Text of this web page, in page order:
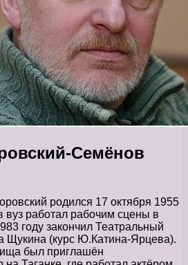
Семёнов
родился 17 октября 1955
вуз работал рабочим сцены в
году закончил Театральный
Щукина (курс Ю.Катина-Ярцева).
был приглашён